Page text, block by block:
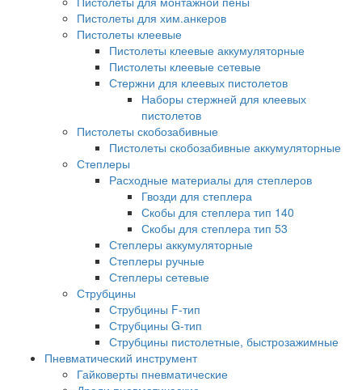
Пистолеты для хим.анкеров
Пистолеты клеевые
Пистолеты клеевые аккумуляторные
Пистолеты клеевые сетевые
Стержни для клеевых пистолетов
Наборы стержней для клеевых
пистолетов
Пистолеты скобозабивные
Пистолеты скобозабивные аккумуляторные
Степлеры
Расходные материалы для степлеров
Гвозди для степлера
Скобы для степлера тип 140
Скобы для степлера тип 53
Степлеры аккумуляторные
Степлеры ручные
Степлеры сетевые
Струбцины
Струбцины F-тип
Струбцины G-тип
Струбцины пистолетные, быстрозажимные
Пневматический инструмент
Гайковерты пневматические